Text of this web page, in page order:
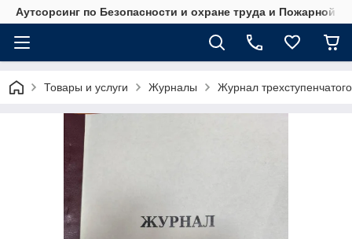
Аутсорсинг по Безопасности и охране труда и Пожарной
Товары и услуги Журналы Журнал